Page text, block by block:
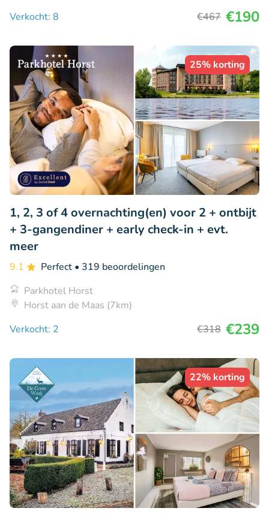
Verkocht: 8
€467 €190
25% korting
1, 2, 3 of 4 overnachting(en) voor 2 + ontbijt
+ 3-gangendiner + early check-in + evt.
meer
9.1 Perfect • 319 beoordelingen
Parkhotel Horst
Horst aan de Maas (7km)
Verkocht: 2
€318 €239
22% korting